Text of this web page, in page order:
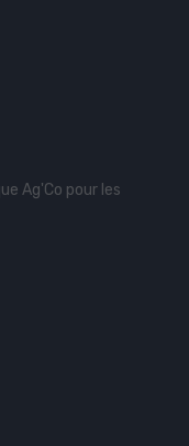
Ag'Co pour les